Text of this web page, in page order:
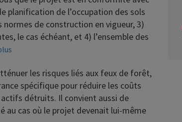
planification de l’occupation des sols
de construction en vigueur, 3)
le cas échéant, et 4) l’ensemble des
les risques liés aux feux de forêt,
spécifique pour réduire les coûts
actifs détruits. Il convient aussi de
au cas où le projet devenait lui-même